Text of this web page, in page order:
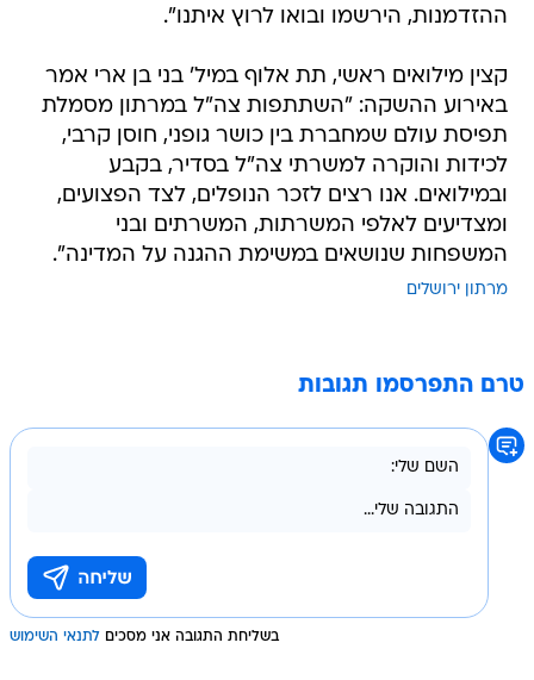
ההזדמנות, הירשמו ובואו לרוץ איתנו".
קצין מילואים ראשי, תת אלוף במיל' בני בן ארי אמר
באירוע ההשקה: "השתתפות צה"ל במרתון מסמלת
תפיסת עולם שמחברת בין כושר גופני, חוסן קרבי,
לכידות והוקרה למשרתי צה"ל בסדיר, בקבע
ובמילואים. אנו רצים לזכר הנופלים, לצד הפצועים,
ומצדיעים לאלפי המשרתות, המשרתים ובני
המשפחות שנושאים במשימת ההגנה על המדינה".
מרתון ירושלים
טרם התפרסמו תגובות
בשליחת התגובה אני מסכים לתנאי השימוש